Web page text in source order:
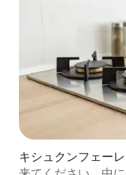
キシュクンフェー